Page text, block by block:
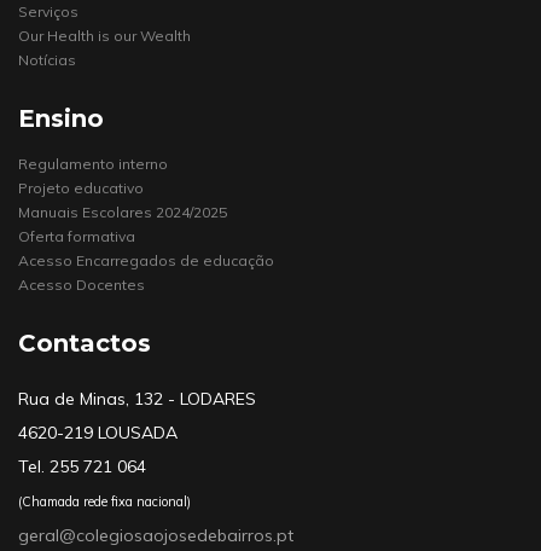
Serviços
Our Health is our Wealth
Notícias
Ensino
Regulamento interno
Projeto educativo
Manuais Escolares 2024/2025
Oferta formativa
Acesso Encarregados de educação
Acesso Docentes
Contactos
Rua de Minas, 132 - LODARES
4620-219 LOUSADA
Tel. 255 721 064
(Chamada rede fixa nacional)
geral@colegiosaojosedebairros.pt